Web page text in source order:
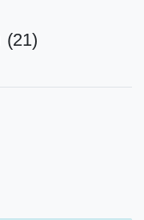
(21)